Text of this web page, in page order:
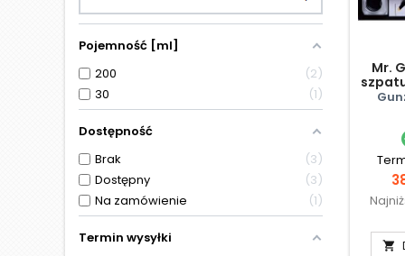
Pojemność [ml]
200
2
30
1
Dostępność
Brak
3
Dostępny
3
Na zamówienie
1
Termin wysyłki
Mr.
